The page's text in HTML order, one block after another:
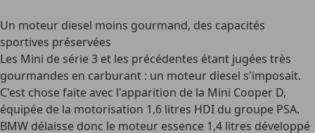
Un moteur diesel moins gourmand, des capacités
sportives préservées
Les Mini de série 3 et les précédentes étant jugées très
gourmandes en carburant : un moteur diesel s'imposait.
C'est chose faite avec l'apparition de la Mini Cooper D,
équipée de la motorisation 1,6 litres HDI du groupe PSA.
BMW délaisse donc le moteur essence 1,4 litres développé